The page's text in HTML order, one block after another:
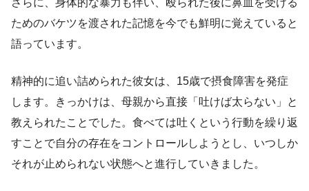
さらに、身体的な暴力も伴い、殴られた後に鼻血を受ける
ためのバケツを渡された記憶を今でも鮮明に覚えていると
語っています。
精神的に追い詰められた彼女は、15歳で摂食障害を発症
します。きっかけは、母親から直接「吐けば太らない」と
教えられたことでした。食べては吐くという行動を繰り返
すことで自分の存在をコントロールしようとし、いつしか
それが止められない状態へと進行していきました。